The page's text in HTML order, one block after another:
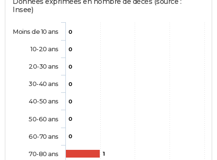
Insee)
0
0
0
0
0
0
0
1
Moins de 10 ans
10-20 ans
20-30 ans
30-40 ans
40-50 ans
50-60 ans
60-70 ans
70-80 ans